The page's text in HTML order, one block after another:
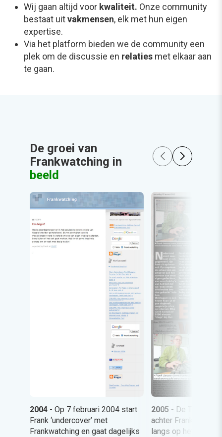
Wij gaan altijd voor kwaliteit. Onze community
bestaat uitvakmensen, elk met hun eigen
expertise.
Via het platform bieden we de community een
plek om de discussie en relaties met elkaar aan
te gaan.
De groei van
Frankwatching in
beeld
2004 - Op 7 februari 2004 start
Frank ‘undercover’ met
Frankwatching en gaat dagelijks
2005 - De
achter
langs op het